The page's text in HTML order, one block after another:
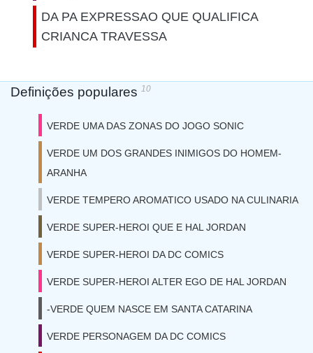
DA PA EXPRESSAO QUE QUALIFICA
CRIANCA TRAVESSA
Definições populares 10
VERDE UMA DAS ZONAS DO JOGO SONIC
VERDE UM DOS GRANDES INIMIGOS DO HOMEM-
ARANHA
VERDE TEMPERO AROMATICO USADO NA CULINARIA
VERDE SUPER-HEROI QUE E HAL JORDAN
VERDE SUPER-HEROI DA DC COMICS
VERDE SUPER-HEROI ALTER EGO DE HAL JORDAN
-VERDE QUEM NASCE EM SANTA CATARINA
VERDE PERSONAGEM DA DC COMICS